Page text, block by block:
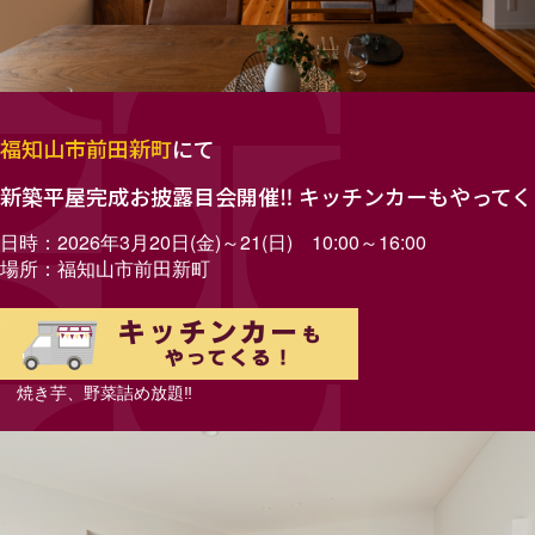
福知山市前田新町にて
新築平屋完成お披露目会開催‼ キッチンカーもやって
日時：2026年3月20日(金)～21(日) 10:00～16:00
場所：福知山市前田新町
焼き芋、野菜詰め放題‼